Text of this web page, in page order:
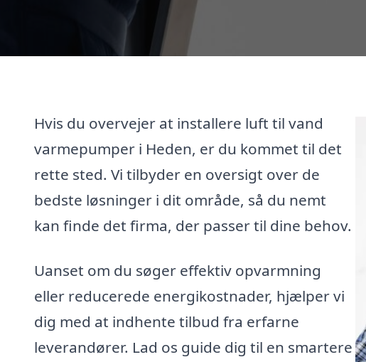
Hvis du overvejer at installere luft til vand
varmepumper i Heden, er du kommet til det
rette sted. Vi tilbyder en oversigt over de
bedste løsninger i dit område, så du nemt
kan finde det firma, der passer til dine behov.
Uanset om du søger effektiv opvarmning
eller reducerede energikostnader, hjælper vi
dig med at indhente tilbud fra erfarne
leverandører. Lad os guide dig til en smartere